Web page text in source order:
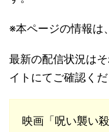
※本ページの情報は
最新の配信状況は
イトにてご確認くだ
映画「呪い襲い